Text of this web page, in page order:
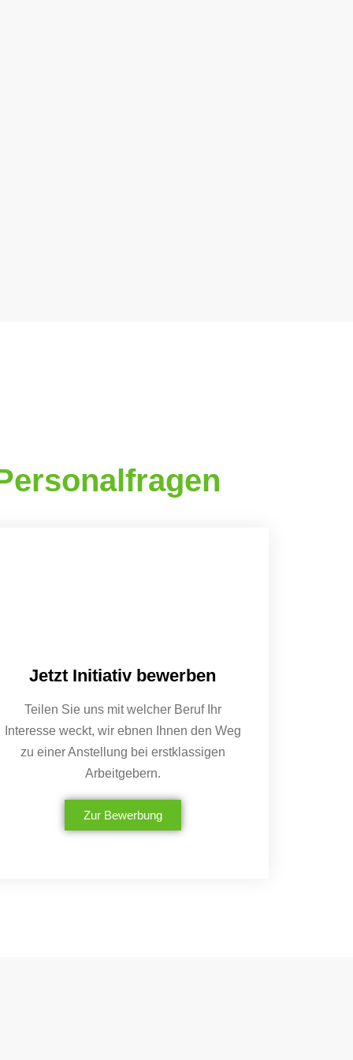
Jetzt Initiativ bewerben
Teilen Sie uns mit welcher Beruf Ihr
Interesse weckt, wir ebnen Ihnen den Weg
zu einer Anstellung bei erstklassigen
Arbeitgebern.
Zur Bewerbung